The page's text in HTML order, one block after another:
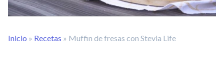
Inicio » Recetas » Muffin de fresas con Stevia Life